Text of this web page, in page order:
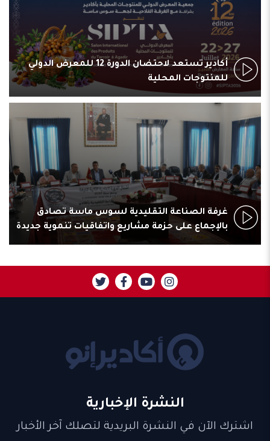
أكادير تستعد لاحتضان الدورة 12 للمعرض الدولي
للمنتوجات المحلية
غرفة الصناعة التقليدية لسوس ماسة تصادق
بالإجماع على حزمة مشاريع واتفاقيات تنموية جديدة
النشرة الإخبارية
اشترك الآن في النشرة البريدية لتصلك آخر الأخبار